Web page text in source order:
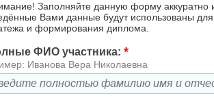
Заполняйте данную форму аккуратно
Вами данные будут использованы
и формирования диплома.
ФИО участника: *
Иванова Вера Николаевна